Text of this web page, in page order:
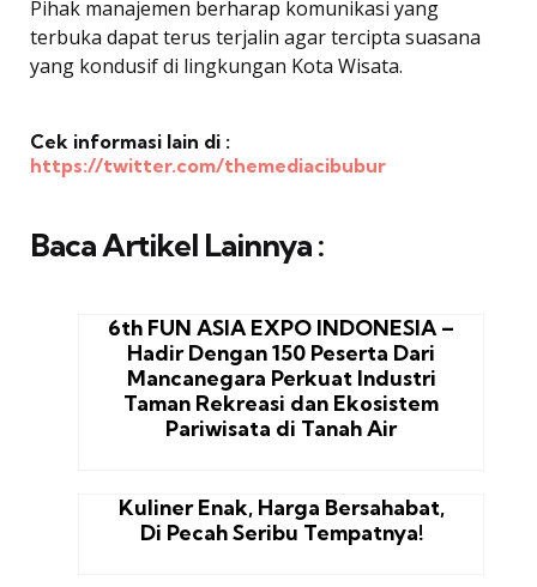
Pihak manajemen berharap komunikasi yang
terbuka dapat terus terjalin agar tercipta suasana
yang kondusif di lingkungan Kota Wisata.
Cek informasi lain di :
https://twitter.com/themediacibubur
Baca Artikel Lainnya :
6th FUN ASIA EXPO INDONESIA –
Hadir Dengan 150 Peserta Dari
Mancanegara Perkuat Industri
Taman Rekreasi dan Ekosistem
Pariwisata di Tanah Air
Kuliner Enak, Harga Bersahabat,
Di Pecah Seribu Tempatnya!